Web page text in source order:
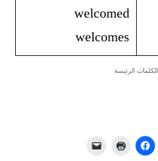
welcomed
welcomes
الكلمات الرئيسة